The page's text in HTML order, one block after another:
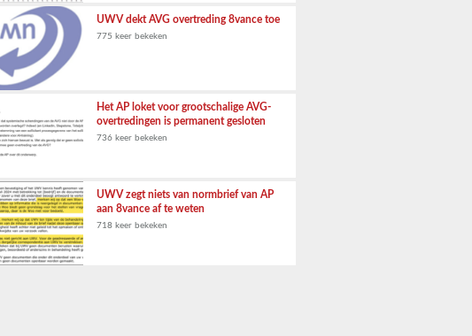
UWV dekt AVG overtreding 8vance toe
775 keer bekeken
Het AP loket voor grootschalige AVG-
overtredingen is permanent gesloten
736 keer bekeken
UWV zegt niets van normbrief van AP
aan 8vance af te weten
718 keer bekeken